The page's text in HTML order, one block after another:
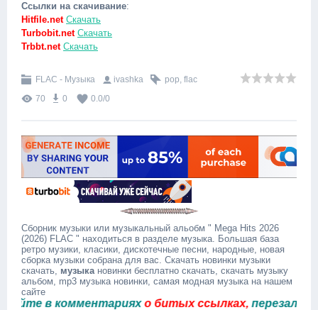
Ссылки на скачивание:
Hitfile.net Скачать
Turbobit.net Скачать
Trbbt.net Скачать
FLAC - Музыка ivashka pop, flac
70
0 0.0/0
Сборник музыки или музыкальный альобм " Mega Hits 2026
(2026) FLAC " находиться в разделе музыка. Большая база
ретро музики, класики, дискотечные песни, народные, новая
сборка музыки собрана для вас. Скачать новинки музыки
скачать, музыкановинки бесплатно скачать, скачать музыку
альбом, mp3 музыка новинки, самая модная музыка на нашем
сайте
в комментарияхо битых ссылках,перезальём